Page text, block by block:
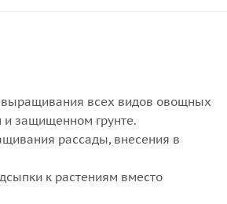
всех видов овощных
и защищенном грунте.
рассады, внесения в
к растениям вместо